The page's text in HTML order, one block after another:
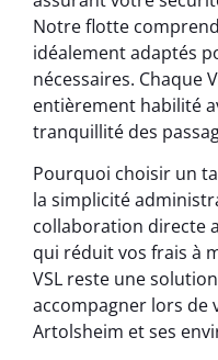
Notre flotte
idéalement adaptés
nécessaires. Chaque
entièrement habilité
tranquillité des
Pourquoi choisir un
la simplicité
collaboration directe
qui réduit vos frais à
VSL reste une
accompagner lors de
Artolsheim et ses